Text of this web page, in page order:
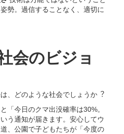
勢。過信することなく、適切に
会のビジョ
、どのような社会でしょうか︖
「今⽇のクマ出没確率は30%。
う通知が届きます。安⼼してウ
、公園で⼦どもたちが「今度の